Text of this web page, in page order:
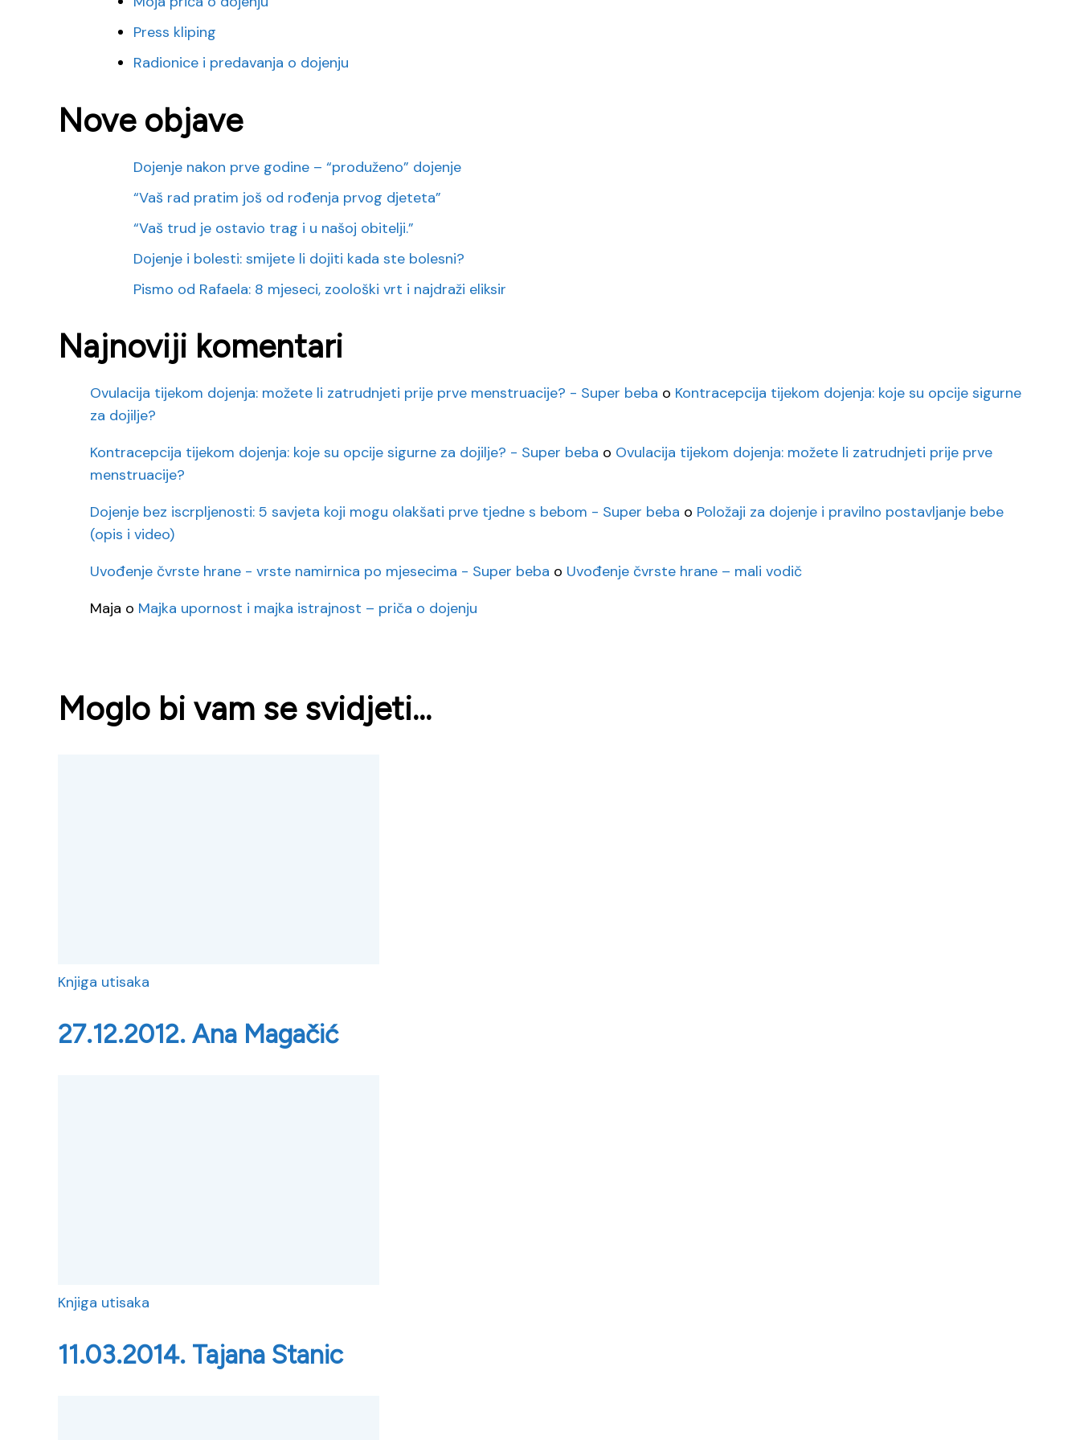
Press kliping
Radionice i predavanja o dojenju
Nove objave
Dojenje nakon prve godine – “produženo” dojenje
“Vaš rad pratim još od rođenja prvog djeteta”
“Vaš trud je ostavio trag i u našoj obitelji.”
Dojenje i bolesti: smijete li dojiti kada ste bolesni?
Pismo od Rafaela: 8 mjeseci, zoološki vrt i najdraži eliksir
Najnoviji komentari
Ovulacija tijekom dojenja: možete li zatrudnjeti prije prve menstruacije? - Super beba o Kontracepcija tijekom dojenja: koje su opcije sigurne
za dojilje?
Kontracepcija tijekom dojenja: koje su opcije sigurne za dojilje? - Super beba o Ovulacija tijekom dojenja: možete li zatrudnjeti prije prve
menstruacije?
Dojenje bez iscrpljenosti: 5 savjeta koji mogu olakšati prve tjedne s bebom - Super beba o Položaji za dojenje i pravilno postavljanje bebe
(opis i video)
Uvođenje čvrste hrane - vrste namirnica po mjesecima - Super beba o Uvođenje čvrste hrane – mali vodič
Maja o Majka upornost i majka istrajnost – priča o dojenju
Moglo bi vam se svidjeti...
Knjiga utisaka
27.12.2012. Ana Magačić
Knjiga utisaka
11.03.2014. Tajana Stanic